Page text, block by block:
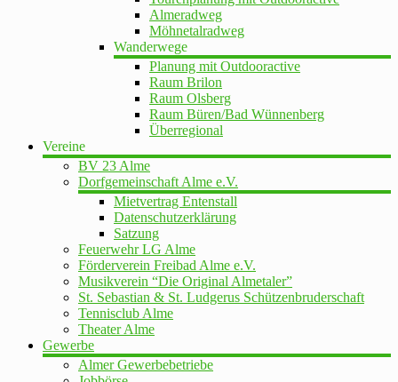
Almeradweg
Möhnetalradweg
Wanderwege
Planung mit Outdooractive
Raum Brilon
Raum Olsberg
Raum Büren/Bad Wünnenberg
Überregional
Vereine
BV 23 Alme
Dorfgemeinschaft Alme e.V.
Mietvertrag Entenstall
Datenschutzerklärung
Satzung
Feuerwehr LG Alme
Förderverein Freibad Alme e.V.
Musikverein “Die Original Almetaler”
St. Sebastian & St. Ludgerus Schützenbruderschaft
Tennisclub Alme
Theater Alme
Gewerbe
Almer Gewerbebetriebe